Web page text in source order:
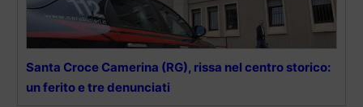
Santa Croce Camerina (RG), rissa nel centro storico:
un ferito e tre denunciati